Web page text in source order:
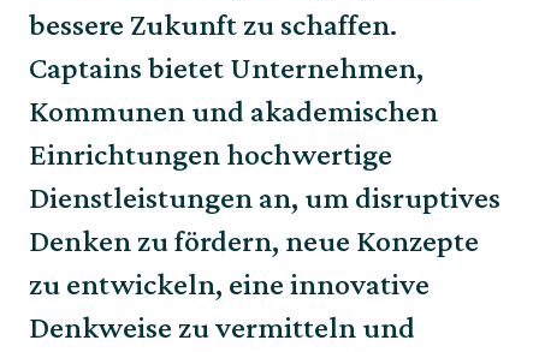
bessere Zukunft zu schaffen.
Captains bietet Unternehmen,
Kommunen und akademischen
Einrichtungen hochwertige
Dienstleistungen an, um disruptives
Denken zu fördern, neue Konzepte
zu entwickeln, eine innovative
Denkweise zu vermitteln und